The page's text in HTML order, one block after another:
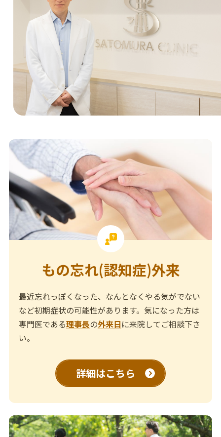
もの忘れ(認知症)外来
最近忘れっぽくなった、なんとなくやる気がでない
など初期症状の可能性があります。気になった方は
専門医である理事長の外来日に来院してご相談下さ
い。
詳細はこちら